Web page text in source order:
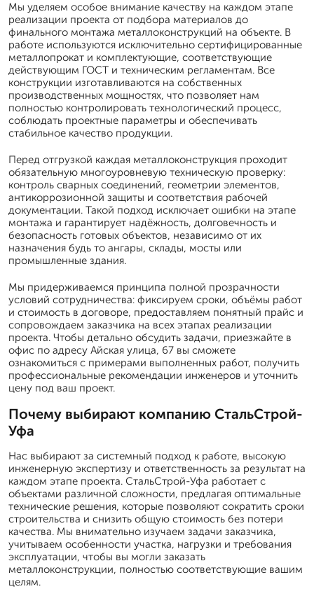
Мы уделяем особое внимание качеству на каждом этапе
реализации проекта от подбора материалов до
финального монтажа металлоконструкций на объекте. В
работе используются исключительно сертифицированные
металлопрокат и комплектующие, соответствующие
действующим ГОСТ и техническим регламентам. Все
конструкции изготавливаются на собственных
производственных мощностях, что позволяет нам
полностью контролировать технологический процесс,
соблюдать проектные параметры и обеспечивать
стабильное качество продукции.
Перед отгрузкой каждая металлоконструкция проходит
обязательную многоуровневую техническую проверку:
контроль сварных соединений, геометрии элементов,
антикоррозионной защиты и соответствия рабочей
документации. Такой подход исключает ошибки на этапе
монтажа и гарантирует надёжность, долговечность и
безопасность готовых объектов, независимо от их
назначения будь то ангары, склады, мосты или
промышленные здания.
Мы придерживаемся принципа полной прозрачности
условий сотрудничества: фиксируем сроки, объёмы работ
и стоимость в договоре, предоставляем понятный прайс и
сопровождаем заказчика на всех этапах реализации
проекта. Чтобы детально обсудить задачи, приезжайте в
офис по адресу Айская улица, 67 вы сможете
ознакомиться с примерами выполненных работ, получить
профессиональные рекомендации инженеров и уточнить
цену под ваш проект.
Почему выбирают компанию СтальСтрой-
Уфа
Нас выбирают за системный подход к работе, высокую
инженерную экспертизу и ответственность за результат на
каждом этапе проекта. СтальСтрой-Уфа работает с
объектами различной сложности, предлагая оптимальные
технические решения, которые позволяют сократить сроки
строительства и снизить общую стоимость без потери
качества. Мы внимательно изучаем задачи заказчика,
учитываем особенности участка, нагрузки и требования
эксплуатации, чтобы вы могли заказать
металлоконструкции, полностью соответствующие вашим
целям.